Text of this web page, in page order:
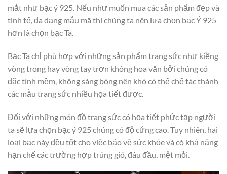
mắt như bạc ý 925. Nếu như muốn mua các sản phẩm đẹp và
tinh tế, đa dạng mẫu mã thì chúng ta nên lựa chọn bạc Ý 925
hơn là chọn bạc Ta.
Bạc Ta chỉ phù hợp với những sản phẩm trang sức như kiềng
vòng trong hay vòng tay trơn không hoa văn bởi chúng có
đặc tính mềm, không sáng bóng nên khó có thể chế tác thành
các mẫu trang sức nhiều họa tiết được.
Đối với những món đồ trang sức có họa tiết phức tạp người
ta sẽ lựa chọn bạc ý 925 chúng có độ cứng cao. Tuy nhiên, hai
loại bạc này đều tốt cho việc bảo vệ sức khỏe và có khả năng
hạn chế các trường hợp trúng gió, đâu đầu, mệt mỏi.